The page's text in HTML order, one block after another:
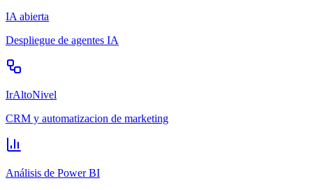
IA abierta
Despliegue de agentes IA
IrAltoNivel
CRM y automatizacion de marketing
Análisis de Power BI